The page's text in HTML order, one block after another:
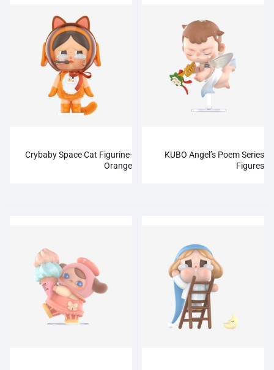
KUBO Angel’s Poem Series
Figures
Crybaby Space Cat Figurine-
Orange